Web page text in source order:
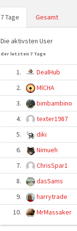
7 Tage Gesamt
Die aktivsten User
der letzten 7 Tage
1. DealHub
2.
MlCHA
3.
bimbambino
4.
texter1987
5.
diki
6.
Nimueh
7.
ChrisSpar1
8.
dasSams
9.
harrytrade
10.
MrMassaker